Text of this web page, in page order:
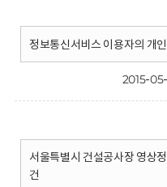
정보통신서비스 이용자의 개
2015-05-
서울특별시 건설공사장 영상
건